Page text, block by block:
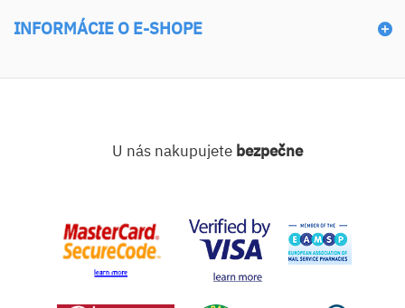
INFORMÁCIE O E-SHOPE
U nás nakupujete bezpečne